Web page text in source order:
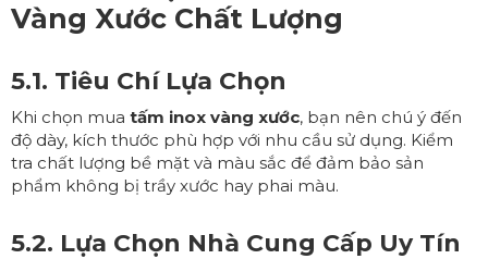
Vàng Xước Chất Lượng
5.1. Tiêu Chí Lựa Chọn
Khi chọn mua tấm inox vàng xước, bạn nên chú ý đến
độ dày, kích thước phù hợp với nhu cầu sử dụng. Kiểm
tra chất lượng bề mặt và màu sắc để đảm bảo sản
phẩm không bị trầy xước hay phai màu.
5.2. Lựa Chọn Nhà Cung Cấp Uy Tín